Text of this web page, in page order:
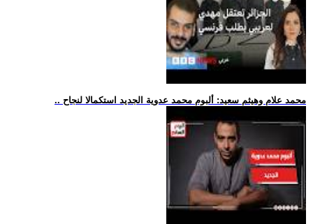
.. محمد علام وهيثم سعيد: ألبوم محمد عدوية الجديد استكمالا لنجاح